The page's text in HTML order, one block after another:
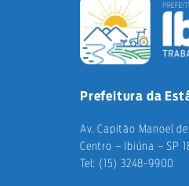
Prefeitura da
Av. Capitão Manoel de
Centro – Ibiúna – SP
Tel: (15) 3248-9900